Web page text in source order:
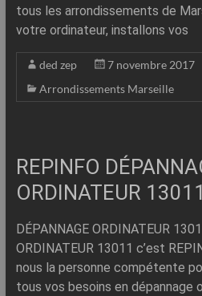
tous les arrondissements de
votre ordinateur, installons vos
ded zep
7 novembre 2017
Arrondissements Marseille
REPINFO
ORDINATEUR 13011
DÉPANNAGE ORDINATEUR
ORDINATEUR 13011 c’est
nous la personne compétente
tous vos besoins en dépannage